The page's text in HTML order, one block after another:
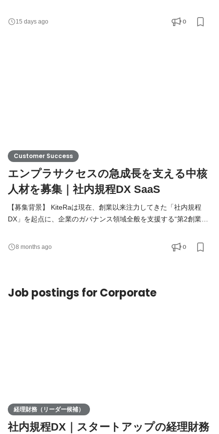
援、およびサクセス戦略の立案・実行を行い、日本を代表する大
手企業の業務プロセスやガバナンス体制の革新を深く支えること
15 days ago 0
Customer Success
エンプラサクセスの急成長を支える中核
人材を募集｜社内規程DX SaaS
【募集背景】 KiteRaは現在、創業以来注力してきた「社内規程
DX」を起点に、企業のガバナンス領域全般を支援する“第2創業
重ね、確かな基盤を築いてきましたが、今後はさらに事業領域を
拡張し、「ガバナンスプラットフォーム企業」への進化を目指し
8 months ago 0
Job postings for Corporate
経理財務（リーダー候補）
社内規程DX｜スタートアップの経理財務